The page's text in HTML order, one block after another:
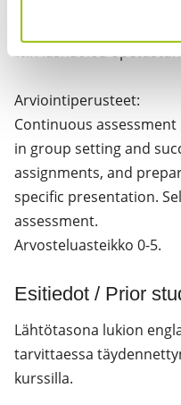
HUOM! Kurssin
%:n läsnäoloa
Arviointiperusteet:
Continuous
in group setting and
assignments, and
specific presentation.
assessment.
Arvosteluasteikko 0-5.
Esitiedot / Prior
Lähtötasona lukion
tarvittaessa
kurssilla.